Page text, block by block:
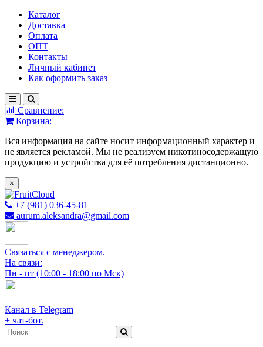
Каталог
Доставка
Оплата
ОПТ
Контакты
Личный кабинет
Как оформить заказ
Сравнение:
Корзина:
Вся информация на сайте носит информационный характер и
не является рекламой. Мы не реализуем никотиносодержащую
продукцию и устройства для её потребления дистанционно.
×
+7 (981) 036-45-81
aurum.aleksandra@gmail.com
Связаться с менеджером.
На связи:
Пн - пт (10:00 - 18:00 по Мск)
Канал в Telegram
+ чат-бот.